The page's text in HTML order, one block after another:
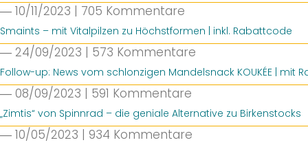
― 10/11/2023 | 705 Kommentare
Smaints – mit Vitalpilzen zu Höchstformen | inkl. Rabattcode
― 24/09/2023 | 573 Kommentare
Follow-up: News vom schlonzigen Mandelsnack KOUKÉE | mit
― 08/09/2023 | 591 Kommentare
„Zimtis“ von Spinnrad – die geniale Alternative zu Birkenstocks
― 10/05/2023 | 934 Kommentare